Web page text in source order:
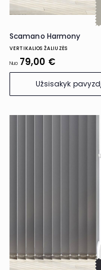
Scamano Harmony
VERTIKALIOS ŽALIUZĖS
Nuo 79,00 €
Užsisakyk pavyzdį